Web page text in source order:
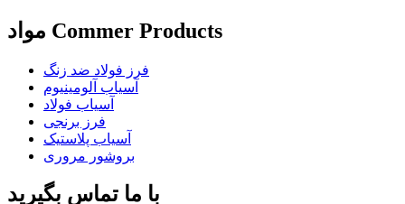
مواد Commer Products
فرز فولاد ضد زنگ
آسیاب آلومینیوم
آسیاب فولاد
فرز برنجی
آسیاب پلاستیک
بروشور مروری
با ما تماس بگیرید